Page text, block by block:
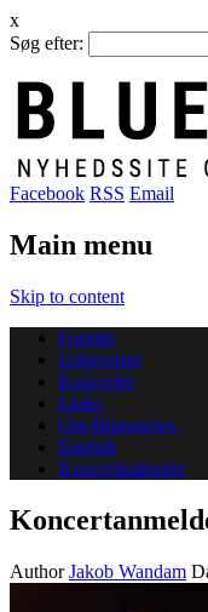
x
Søg efter:
Facebook RSS Email
Main menu
Skip to content
Forside
Udgivelser
Koncerter
Links
Om Bluesnews
English
Koncertkalender
AuthorJakob Wandam